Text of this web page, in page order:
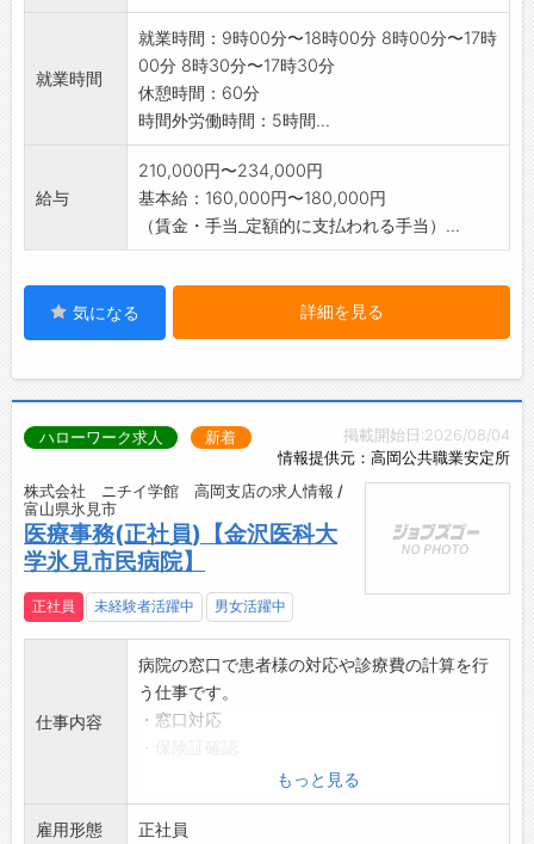
就業時間
就業時間：9時00分〜18時00分 8時00分〜17時
00分 8時30分〜17時30分
休憩時間：60分
時間外労働時間：5時間...
給与
210,000円〜234,000円
基本給：160,000円〜180,000円
（賃金・手当_定額的に支払われる手当）...
気になる 詳細を見る
掲載開始日:2026/08/04
情報提供元：高岡公共職業安定所
ハローワーク求人 新着
株式会社 ニチイ学館 高岡支店の求人情報 /
富山県氷見市
医療事務(正社員)【金沢医科大
学氷見市民病院】
正社員 未経験者活躍中 男女活躍中
仕事内容
病院の窓口で患者様の対応や診療費の計算を行
う仕事です。
・窓口対応
・電話対応
・レセプト請求業務
もっと見る
雇用形態 正社員